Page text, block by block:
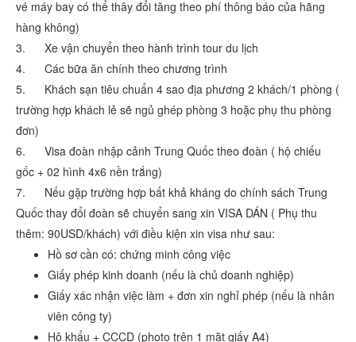
vé máy bay có thể thây đổi tăng theo phí thông báo của hãng
hàng không)
3. Xe vận chuyển theo hành trình tour du lịch
4. Các bữa ăn chính theo chương trình
5. Khách sạn tiêu chuẩn 4 sao địa phương 2 khách/1 phòng (
trường hợp khách lẻ sẽ ngủ ghép phòng 3 hoặc phụ thu phòng
đơn)
6. Visa đoàn nhập cảnh Trung Quốc theo đoàn ( hộ chiếu
gốc + 02 hình 4x6 nền trắng)
7. Nếu gặp trường hợp bất khả kháng do chính sách Trung
Quốc thay đổi đoàn sẽ chuyển sang xin VISA DÁN ( Phụ thu
thêm: 90USD/khách) với điều kiện xin visa như sau:
Hồ sơ cần có: chứng minh công việc
Giấy phép kinh doanh (nếu là chủ doanh nghiệp)
Giấy xác nhận việc làm + đơn xin nghỉ phép (nếu là nhân
viên công ty)
Hộ khẩu + CCCD (photo trên 1 mặt giấy A4)